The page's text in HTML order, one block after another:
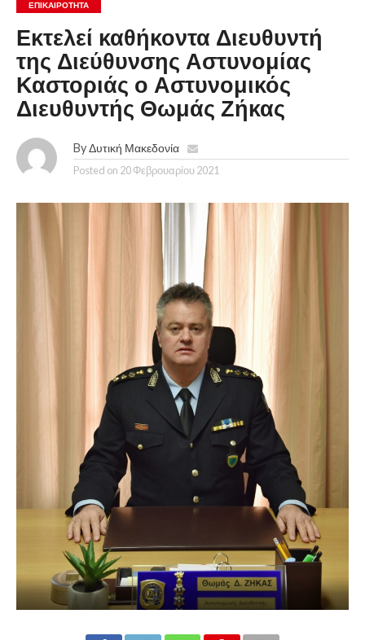
ΕΠΙΚΑΙΡΟΤΗΤΑ
Εκτελεί καθήκοντα Διευθυντή
της Διεύθυνσης Αστυνομίας
Καστοριάς ο Αστυνομικός
Διευθυντής Θωμάς Ζήκας
By Δυτική Μακεδονία
Posted on 20 Φεβρουαρίου 2021